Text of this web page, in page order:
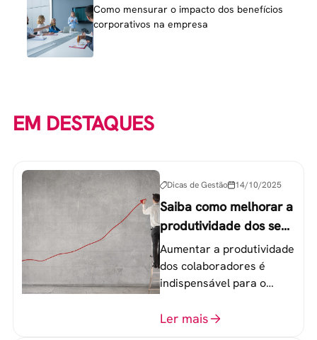
Como mensurar o impacto dos benefícios
corporativos na empresa
EM DESTAQUES
Dicas de Gestão 14/10/2025
Saiba como melhorar a
produtividade dos seus
colaboradores
Aumentar a produtividade
dos colaboradores é
indispensável para o
equipe de trabalho. 6
Ler mais